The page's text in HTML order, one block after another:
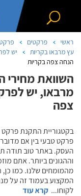
ראשי פרקטים
עץ מרבאו בקריות
יש
הנחה צפה בקריות
השוואת
מרבאו, יש
צפה
בקטגוריית התקנת
פרקט טבעי בין אם
העסק. באתר טוב תודה
וההגונים ביותר. אתם
מהמומחים שלנו. כמו
המקצוע בעמוד זה על
לקוחו... קרא עוד